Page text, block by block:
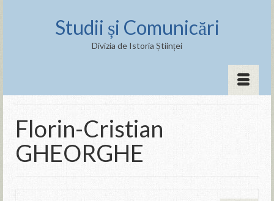
Studii și Comunicări
Divizia de Istoria Științei
Florin-Cristian
GHEORGHE